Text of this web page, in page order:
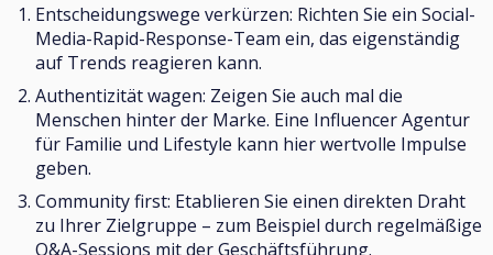
Entscheidungswege verkürzen: Richten Sie ein Social-
Media-Rapid-Response-Team ein, das eigenständig
auf Trends reagieren kann.
Authentizität wagen: Zeigen Sie auch mal die
Menschen hinter der Marke. Eine Influencer Agentur
für Familie und Lifestyle kann hier wertvolle Impulse
geben.
Community first: Etablieren Sie einen direkten Draht
zu Ihrer Zielgruppe – zum Beispiel durch regelmäßige
Q&A-Sessions mit der Geschäftsführung.